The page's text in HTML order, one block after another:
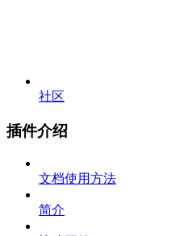
社区
插件介绍
文档使用方法
简介